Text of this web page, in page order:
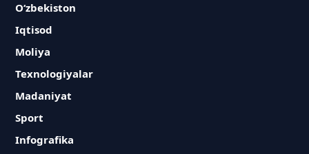
O‘zbekiston
Iqtisod
Moliya
Texnologiyalar
Madaniyat
Sport
Infografika